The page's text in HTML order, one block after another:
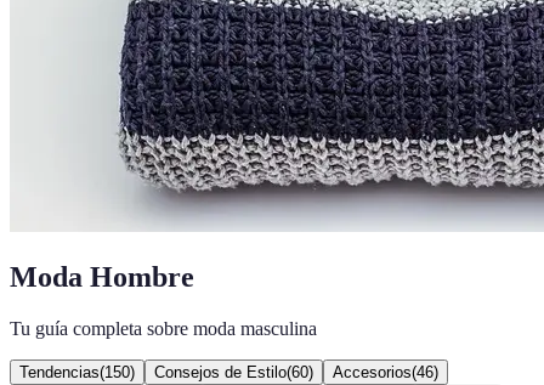
Moda Hombre
Tu guía completa sobre moda masculina
Tendencias(150) Consejos de Estilo(60) Accesorios(46)